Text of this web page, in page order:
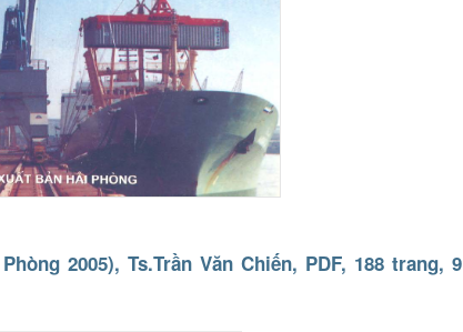
2005), Ts.Trần Văn Chiến, PDF, 188 trang, 9